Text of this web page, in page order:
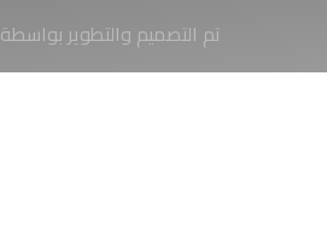
AMMATECH تم التصميم والتطوير بواسطة